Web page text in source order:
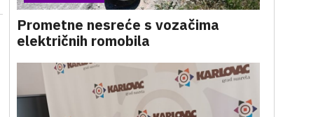
Prometne nesreće s vozačima
električnih romobila